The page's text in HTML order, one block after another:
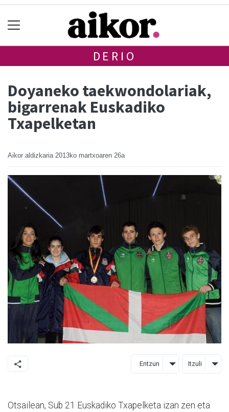
DERIO
Doyaneko taekwondolariak,
bigarrenak Euskadiko
Txapelketan
Aikor aldizkaria 2013ko martxoaren 26a
Entzun Itzuli
Otsailean, Sub 21 Euskadiko Txapelketa izan zen eta